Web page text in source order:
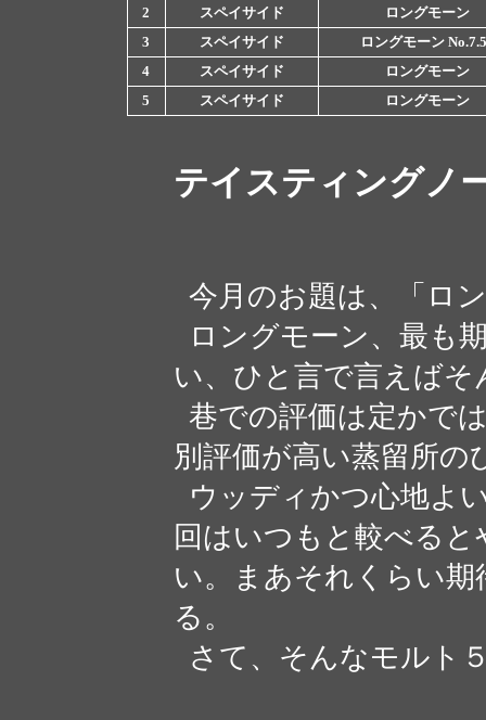
2
スペイサイド
ロングモーン
3
スペイサイド
ロングモーン
4
スペイサイド
ロングモーン
5
スペイサイド ロングモーン
テイスティングノ
今月のお題は、「ロ
ロングモーン、最も
い、ひと言で言えば
巷での評価は定かで
別評価が高い蒸留所
ウッディかつ心地よ
回はいつもと較べる
い。まあそれくらい
る。
さて、そんなモルト